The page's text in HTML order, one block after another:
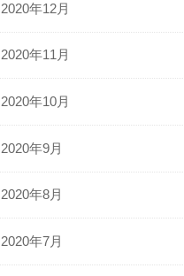
2020年12月
2020年11月
2020年10月
2020年9月
2020年8月
2020年7月